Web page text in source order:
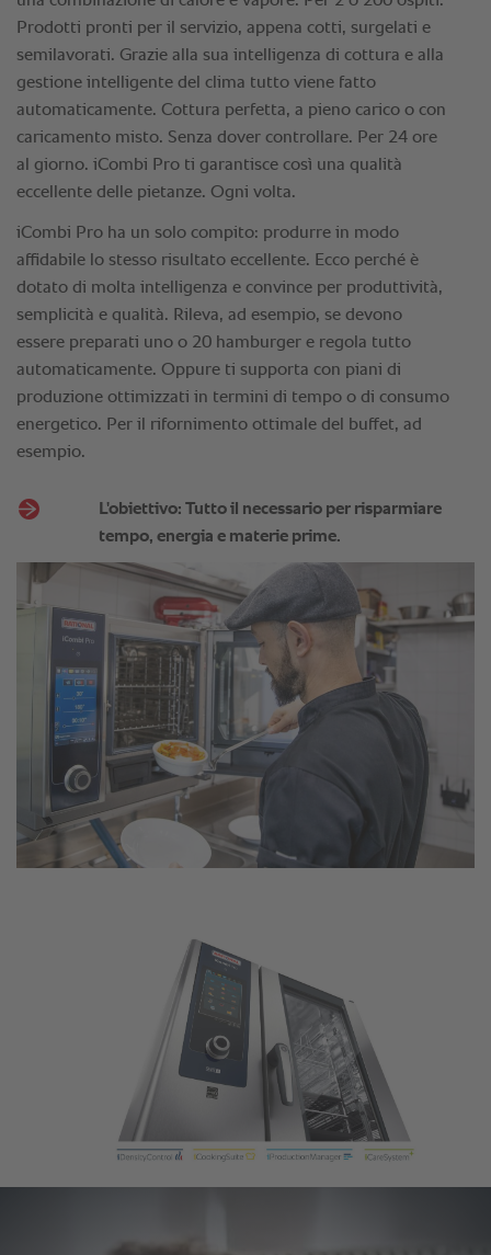
Prodotti pronti per il servizio, appena cotti, surgelati e
semilavorati. Grazie alla sua intelligenza di cottura e alla
gestione intelligente del clima tutto viene fatto
automaticamente. Cottura perfetta, a pieno carico o con
caricamento misto. Senza dover controllare. Per 24 ore
al giorno. iCombi Pro ti garantisce così una qualità
eccellente delle pietanze. Ogni volta.
iCombi Pro ha un solo compito: produrre in modo
affidabile lo stesso risultato eccellente. Ecco perché è
dotato di molta intelligenza e convince per produttività,
semplicità e qualità. Rileva, ad esempio, se devono
essere preparati uno o 20 hamburger e regola tutto
automaticamente. Oppure ti supporta con piani di
produzione ottimizzati in termini di tempo o di consumo
energetico. Per il rifornimento ottimale del buffet, ad
esempio.
L'obiettivo: Tutto il necessario per risparmiare
tempo, energia e materie prime.